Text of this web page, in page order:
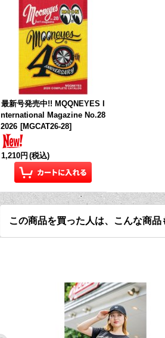
最新号発売中!! MQQNEYES I
nternational Magazine No.28
2026 [MGCAT26-28]
1,210円 (税込)
この商品を買った人は、こんな商品